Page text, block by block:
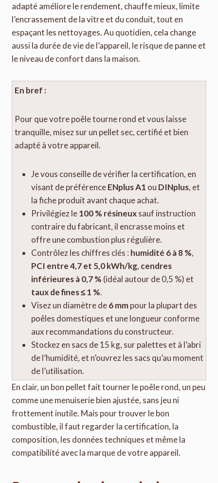
adapté améliore le rendement, chauffe mieux, limite
l’encrassement de la vitre et du conduit, tout en
espaçant les nettoyages. Au quotidien, cela change
aussi la durée de vie de l’appareil, le risque de panne et
le niveau de confort dans la maison.
En bref :
Pour que votre poêle tourne rond et vous laisse
tranquille, misez sur un pellet sec, certifié et bien
adapté à votre appareil.
Je vous conseille de vérifier la certification, en
visant de préférenceENplus A1 ou DINplus, et
la fiche produit avant chaque achat.
Privilégiez le100 % résineuxsauf instruction
contraire du fabricant, il encrasse moins et
offre une combustion plus régulière.
Contrôlez les chiffres clés : humidité 6 à 8 %,
PCI entre 4,7 et 5,0 kWh/kg, cendres
inférieures à 0,7 % (idéal autour de 0,5 %) et
taux de fines ≤ 1 %.
Visez un diamètre de6 mmpour la plupart des
poêles domestiques et une longueur conforme
aux recommandations du constructeur.
Stockez en sacs de 15 kg, sur palettes et à l’abri
de l’humidité, et n’ouvrez les sacs qu’au moment
de l’utilisation.
En clair, un bon pellet fait tourner le poêle rond, un peu
comme une menuiserie bien ajustée, sans jeu ni
frottement inutile. Mais pour trouver le bon
combustible, il faut regarder la certification, la
composition, les données techniques et même la
compatibilité avec la marque de votre appareil.